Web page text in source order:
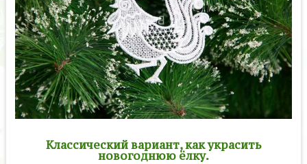
Классический вариант, как украсить
новогоднюю ёлку.